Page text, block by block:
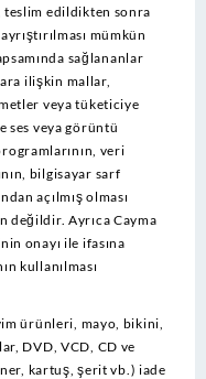
teslim edildikten sonra
mümkün
sağlananlar
ilişkin mallar,
veya tüketiciye
ses veya görüntü
veri
bilgisayar sarf
açılmış olması
değildir. Ayrıca Cayma
onayı ile ifasına
kullanılması
ürünleri, mayo, bikini,
DVD, VCD, CD ve
kartuş, şerit vb.) iade